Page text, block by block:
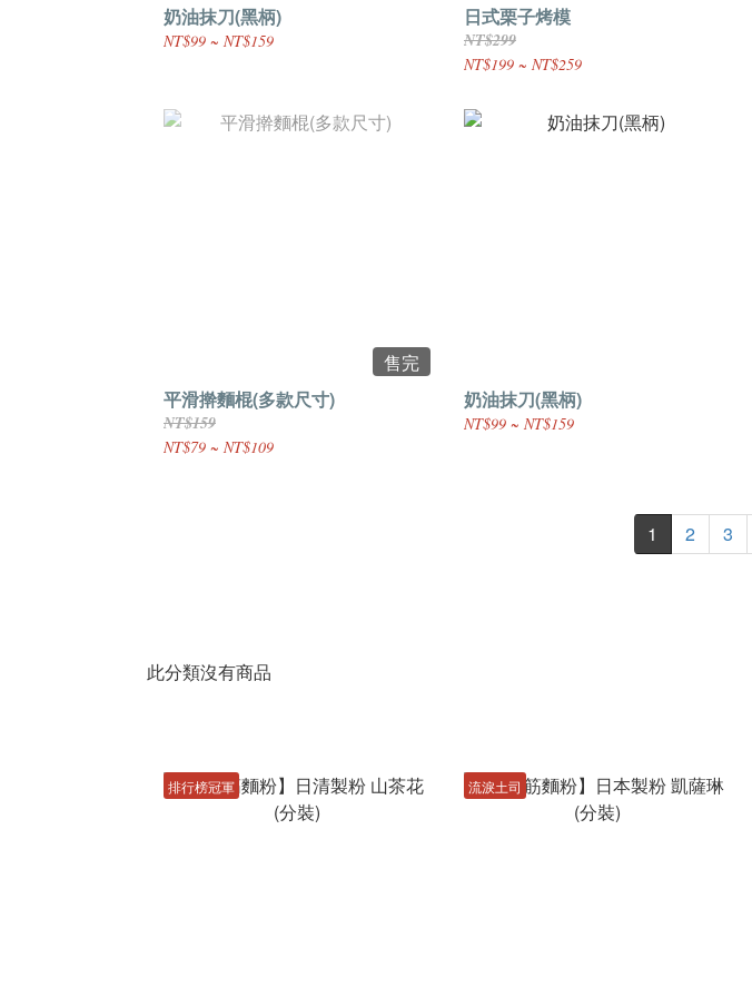
奶油抹刀(黑柄)
NT$99 ~ NT$159
日式栗子烤模
NT$299
NT$199 ~ NT$259
售完
平滑擀麵棍(多款尺寸)
NT$159
NT$79 ~ NT$109
奶油抹刀(黑柄)
NT$99 ~ NT$159
1 2 3
此分類沒有商品
排行榜冠軍 流淚土司